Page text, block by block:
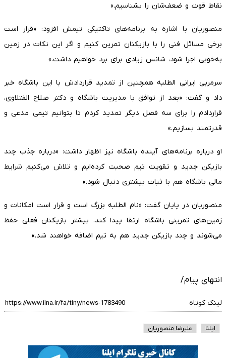
نقاط قوت و ضعف‌شان را بشناسیم.»
منصوریان با اشاره به برنامه‌های تاکتیکی تیمش افزود: «قرار است
برخی مسائل فنی را با بازیکنان تمرین کنیم و اگر این نکات در زمین
به‌خوبی اجرا شود، شانس زیادی برای برد خواهیم داشت.»
سرمربی ایرانی الطلبه همچنین از تمدید قراردادش با این باشگاه خبر
داد و گفت: «بعد از توافق با مدیریت باشگاه و دکتر صلاح الفتلاوی،
قراردادم را برای سه فصل دیگر تمدید کردم تا بتوانیم تیمی مدعی و
قدرتمند بسازیم.»
او درباره برنامه‌های آینده باشگاه نیز اظهار داشت: «درباره جذب چند
بازیکن جدید و تقویت تیم صحبت کرده‌ایم و تلاش می‌کنیم شرایط
مالی باشگاه هم با ثبات بیشتری دنبال شود.»
منصوریان در پایان گفت: «نام الطلبه بزرگ است و قرار است امکانات و
زمین‌های تمرینی باشگاه ارتقا پیدا کند. بیشتر بازیکنان فعلی حفظ
می‌شوند و چند بازیکن جدید هم به تیم اضافه خواهند شد.»
انتهای پیام/
لینک کوتاه
ایلنا علیرضا منصوریان